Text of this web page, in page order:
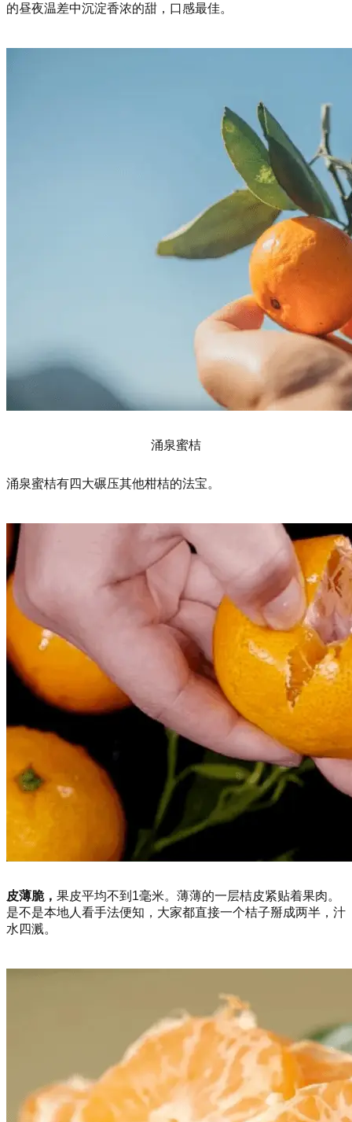
的昼夜温差中沉淀香浓的甜，口感最佳。
涌泉蜜桔
涌泉蜜桔有四大碾压其他柑桔的法宝。
皮薄脆， 果皮平均不到1毫米。薄薄的一层桔皮紧贴着果肉。
是不是本地人看手法便知，大家都直接一个桔子掰成两半，汁
水四溅。